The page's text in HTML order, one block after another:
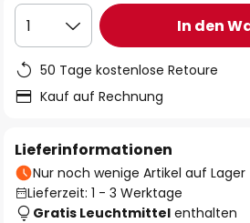
1 In den
50 Tage kostenlose Retoure
Kauf auf Rechnung
Lieferinformationen
Nur noch wenige Artikel auf Lager
Lieferzeit: 1 - 3 Werktage
Gratis Leuchtmittel enthalten